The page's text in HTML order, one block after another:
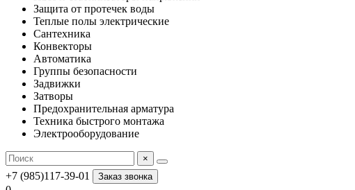
Защита от протечек воды
Теплые полы электрические
Сантехника
Конвекторы
Автоматика
Группы безопасности
Задвижки
Затворы
Предохранительная арматура
Техника быстрого монтажа
Электрооборудование
×
+7 (985)117-39-01 Заказ звонка